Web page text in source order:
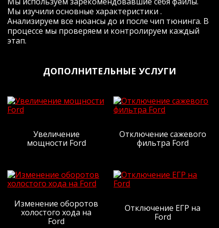
плюсом- это смех (вроде бы), но они
очень нужны (особенно при обгонах на
трассе с однополосным движением.
Подитожу: машина стала другой, для
однозначно ДА! Поеду к Жене, 99% ДА
тогда этот 1% на пиво с Жекой спустим)
Я очень доволен, жене большая
человеческая СПАСИБА!
договаривались, так и вышло. Человек
слова!
Заезжала сюда за чипом Солярис 1.6
автомат. Мастер очень приятный и
Мы изучили основные характеристики .
Анализируем все нюансы до и после чип тюнинга. В
процессе мы проверяем и контролируем каждый
этап.
ДОПОЛНИТЕЛЬНЫЕ УСЛУГИ
Увеличение
мощности Ford
Отключение сажевого
фильтра Ford
Изменение оборотов
холостого хода на
Ford
Отключение ЕГР на
Ford